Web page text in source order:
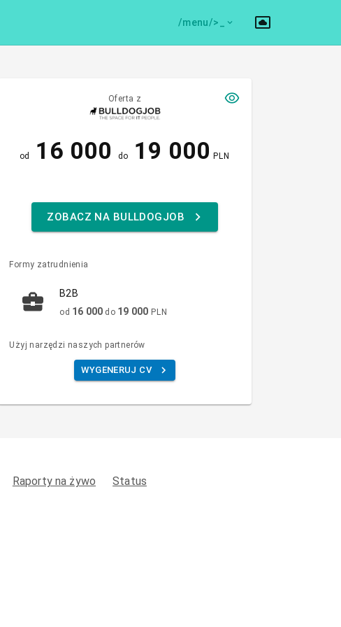
/menu/>
Oferta z
od 16 000 do 19 000 PLN
ZOBACZ NA BULLDOGJOB
Formy zatrudnienia
B2B
od 16 000 do 19 000 PLN
Użyj narzędzi naszych partnerów
WYGENERUJ CV
Raporty na żywo Status